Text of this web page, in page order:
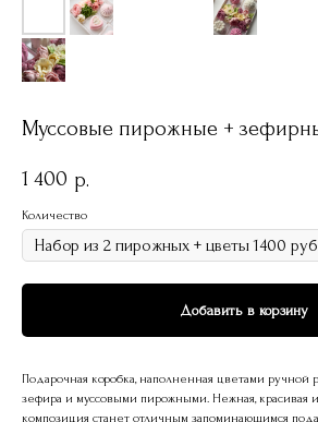
Муссовые пирожные +
1 400 р.
Количество
Добавить в корзину
Подарочная коробка, наполненная цветами ручной
зефира и муссовыми пирожными. Нежная, красивая и
композиция станет отличным запоминающимся